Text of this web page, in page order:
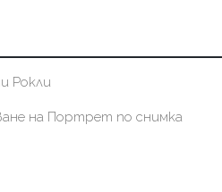
Рокли
на Портрет по снимка